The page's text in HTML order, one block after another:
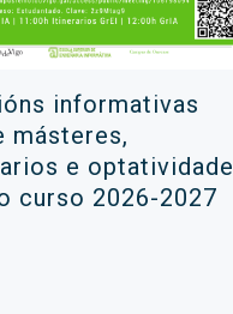
informativas
másteres,
e optatividade
curso 2026-2027